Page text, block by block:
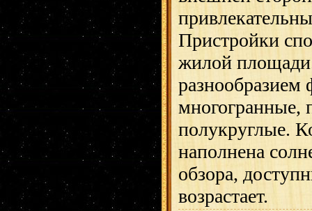
Пристройки
жилой
разнообразием
многогранные,
полукруглые.
наполнена
обзора,
возрастает.